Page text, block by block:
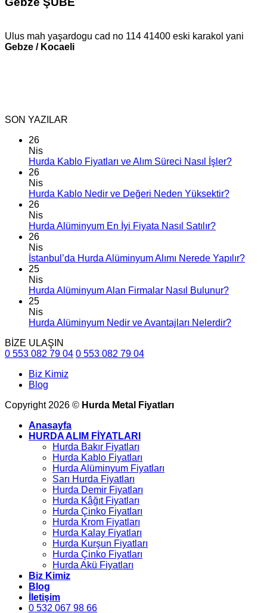
Ulus mah yaşardogu cad no 114 41400 eski karakol yani
Gebze / Kocaeli
SON YAZILAR
26
Nis
Hurda Kablo Fiyatları ve Alım Süreci Nasıl İşler?
26
Nis
Hurda Kablo Nedir ve Değeri Neden Yüksektir?
26
Nis
Hurda Alüminyum En İyi Fiyata Nasıl Satılır?
26
Nis
İstanbul’da Hurda Alüminyum Alımı Nerede Yapılır?
25
Nis
Hurda Alüminyum Alan Firmalar Nasıl Bulunur?
25
Nis
Hurda Alüminyum Nedir ve Avantajları Nelerdir?
BİZE ULAŞIN
0 553 082 79 04 0 553 082 79 04
Biz Kimiz
Blog
Copyright 2026 © Hurda Metal Fiyatları
Anasayfa
HURDA ALIM FİYATLARI
Hurda Bakır Fiyatları
Hurda Kablo Fiyatları
Hurda Alüminyum Fiyatları
Sarı Hurda Fiyatları
Hurda Demir Fiyatları
Hurda Kâğıt Fiyatları
Hurda Çinko Fiyatları
Hurda Krom Fiyatları
Hurda Kalay Fiyatları
Hurda Kurşun Fiyatları
Hurda Çinko Fiyatları
Hurda Akü Fiyatları
Biz Kimiz
Blog
İletişim
0 532 067 98 66